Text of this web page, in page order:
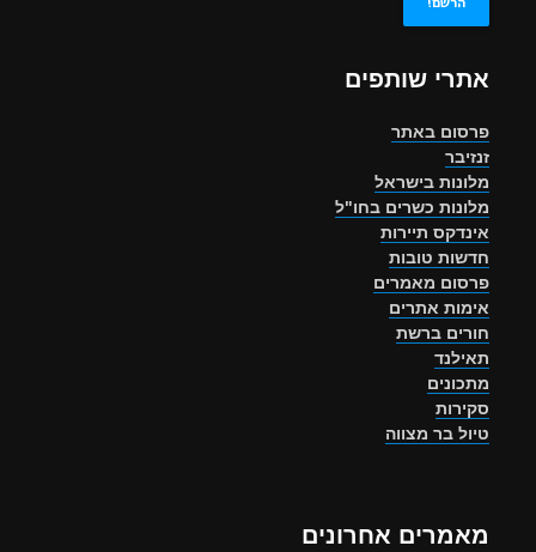
אתרי שותפים
פרסום באתר
זנזיבר
מלונות בישראל
מלונות כשרים בחו"ל
אינדקס תיירות
חדשות טובות
פרסום מאמרים
אימות אתרים
חורים ברשת
תאילנד
מתכונים
סקירות
טיול בר מצווה
מאמרים אחרונים